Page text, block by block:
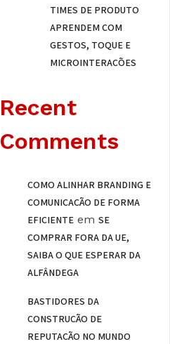
TIMES DE PRODUTO
APRENDEM COM
GESTOS, TOQUE E
MICROINTERAÇÕES
Recent
Comments
COMO ALINHAR BRANDING E
COMUNICAÇÃO DE FORMA
EFICIENTE emSE
COMPRAR FORA DA UE,
SAIBA O QUE ESPERAR DA
ALFÂNDEGA
BASTIDORES DA
CONSTRUÇÃO DE
REPUTAÇÃO NO MUNDO